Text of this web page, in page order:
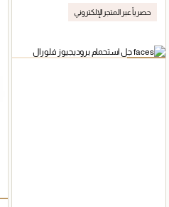
حصرياً عبر المتجر الإلكتروني